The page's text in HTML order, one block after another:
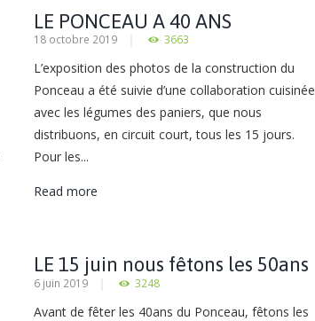
LE PONCEAU A 40 ANS
18 octobre 2019 3663
L’exposition des photos de la construction du
Ponceau a été suivie d’une collaboration cuisinée
avec les légumes des paniers, que nous
distribuons, en circuit court, tous les 15 jours.
Pour les...
Read more
LE 15 juin nous fêtons les 50ans
de Cergy
6 juin 2019 3248
Avant de fêter les 40ans du Ponceau, fêtons les